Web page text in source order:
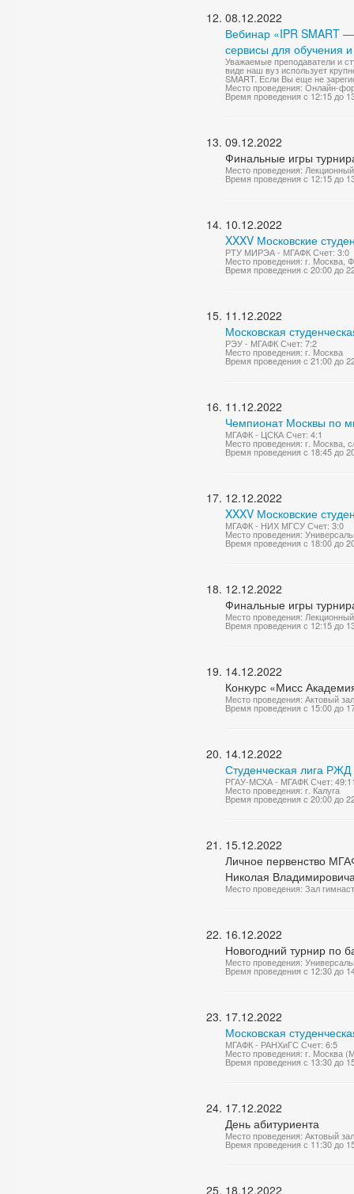
08.12.2022
Вебинар «IPR SMART
сервисы для обучения
Уважаемые преподаватели и
виде наш вуз использует
SMART. Если Вы еще не
Место проведения: Онлайн-
Время проведения с 12:15 до
09.12.2022
Финальные игры
Место проведения:
Время проведения с 12:15 до
10.12.2022
XXXV Московские
РТУ МИРЭА - МГАФК Счет: 3:0
Место проведения: г.
Время проведения с 20:00 до
11.12.2022
Московская
РЭУ - МГАФК Счет: 7:2
Место проведения: г. Москва
Время проведения с 21:00 до
11.12.2022
Чемпионат Москвы по
МГАФК - ЦСКА Счет: 4:1
Место проведения: г.
Время проведения с 18:45 до
12.12.2022
XXXV Московские
МГАФК - НИХ МГСУ Счет: 3:0
Место проведения:
Время проведения с 18:00 до
12.12.2022
Финальные игры
Место проведения:
Время проведения с 12:15 до
14.12.2022
Конкурс «Мисс
Место проведения: Актовый
Время проведения с 15:00 до
14.12.2022
Студенческая лига
РГАУ-МСХА - МГАФК Счет:
Место проведения: г. Калуга
Время проведения с 20:00 до
15.12.2022
Личное первенство
Николая
Место проведения: Зал
16.12.2022
Новогодний турнир по
Место проведения:
Время проведения с 12:30 до
17.12.2022
Московская
МГАФК - РАНХиГС Счет: 6:5
Место проведения: г. Москва
Время проведения с 13:30 до
17.12.2022
День абитуриента
Место проведения: Актовый
Время проведения с 11:30 до
18.12.2022